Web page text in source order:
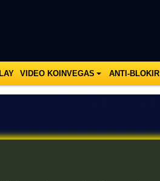
VIDEO KOINVEGAS ANTI-BLOKIR